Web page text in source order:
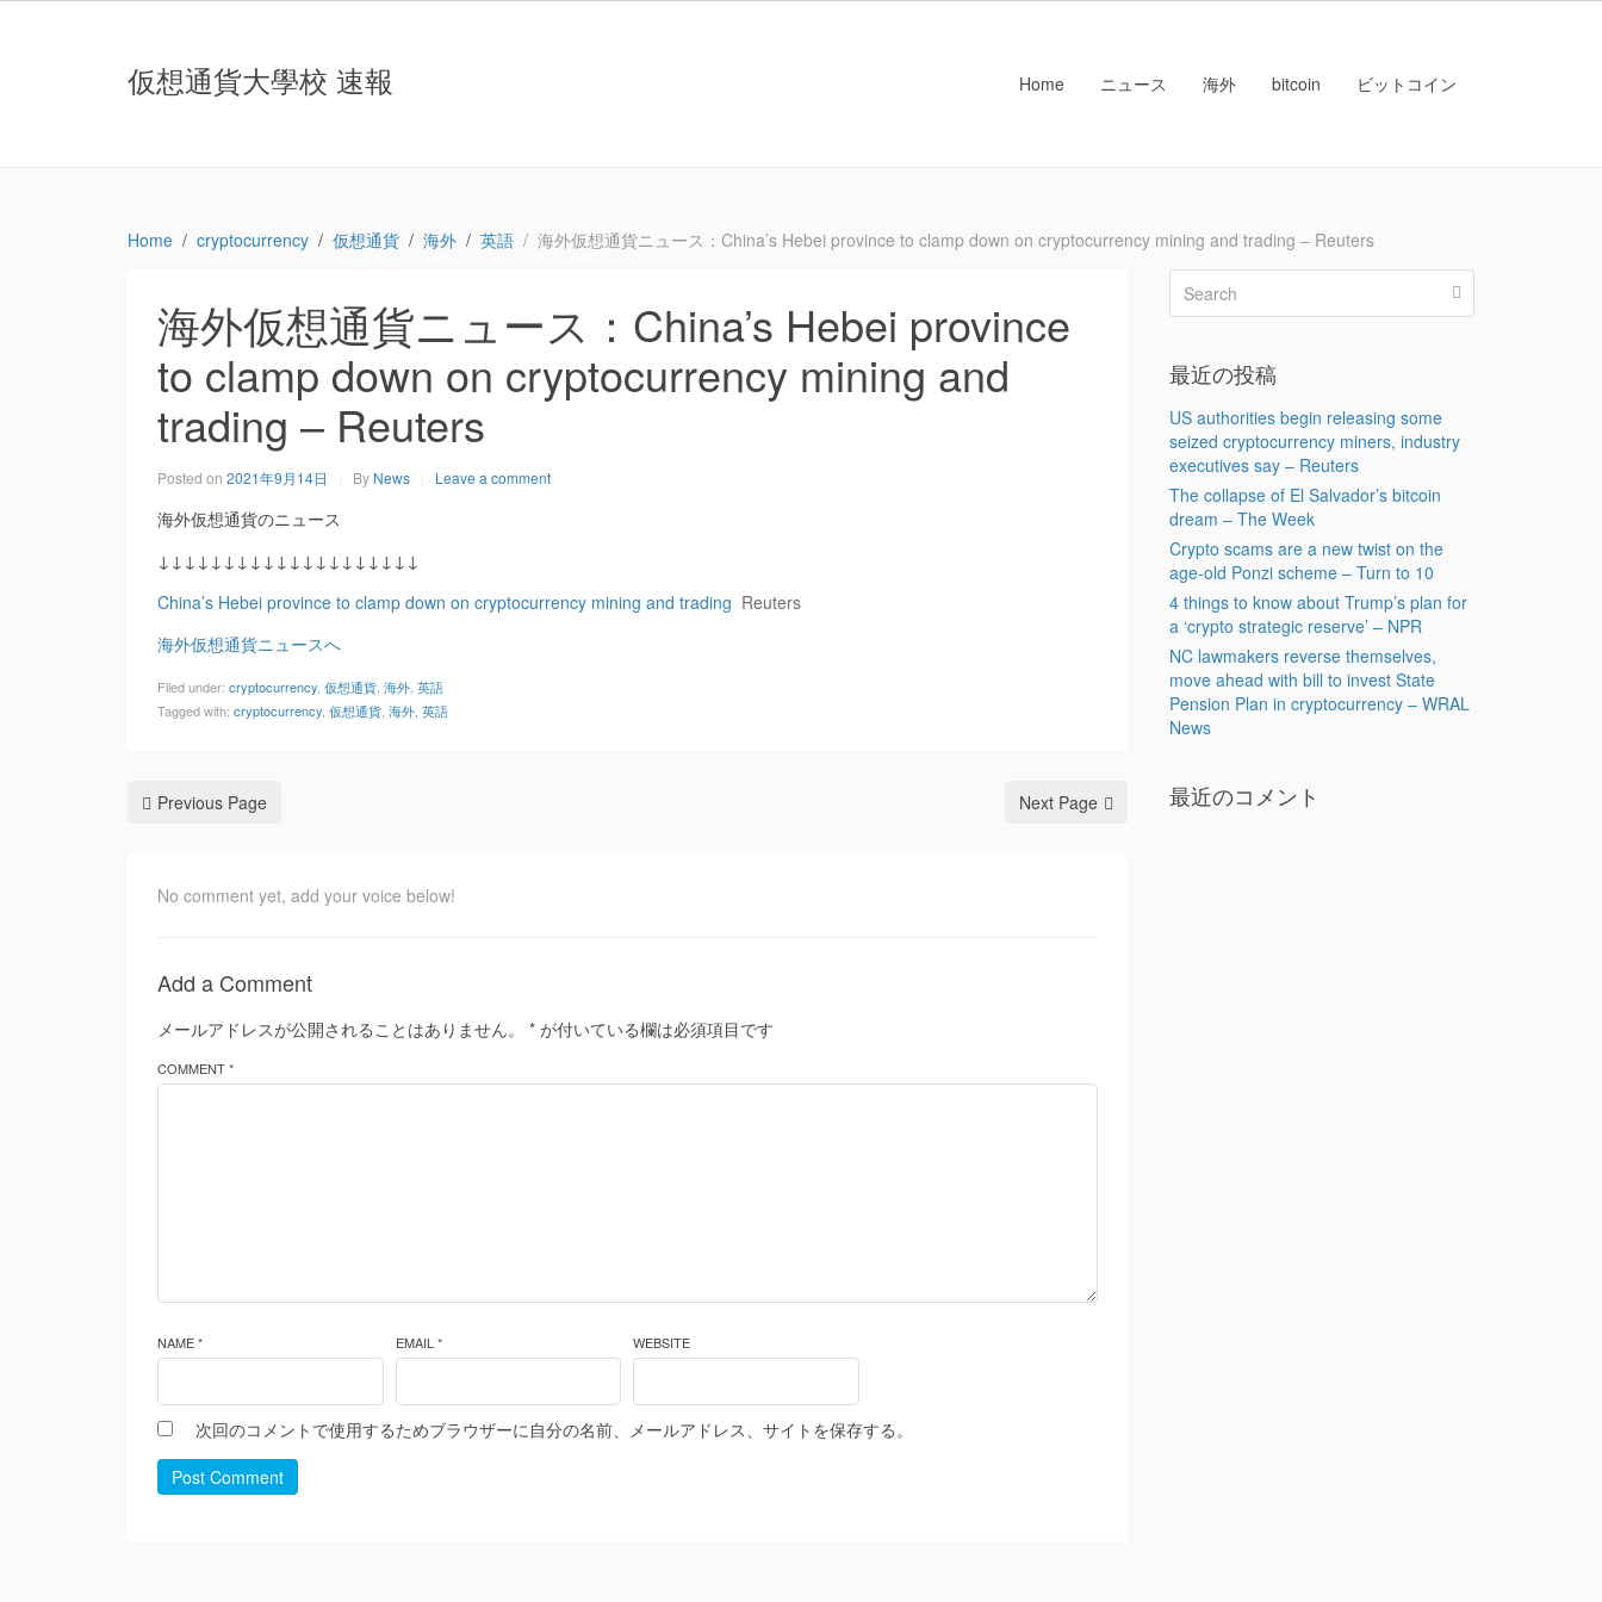
仮想通貨大學校 速報 Home ニュース 海外 bitcoin ビットコイン
Home cryptocurrency 仮想通貨 海外 英語 海外仮想通貨ニュース：China’s Hebei province to clamp down on cryptocurrency mining and trading – Reuters
海外仮想通貨ニュース：China’s Hebei province
to clamp down on cryptocurrency mining and
trading – Reuters
Posted on 2021年9月14日 By News Leave a comment
海外仮想通貨のニュース
↓↓↓↓↓↓↓↓↓↓↓↓↓↓↓↓↓↓↓↓
China’s Hebei province to clamp down on cryptocurrency mining and trading Reuters
海外仮想通貨ニュースへ
Filed under: cryptocurrency 仮想通貨 海外 英語
Tagged with: cryptocurrency 仮想通貨 海外 英語
Previous Page Next Page
No comment yet, add your voice below!
Add a Comment
メールアドレスが公開されることはありません。 * が付いている欄は必須項目です
COMMENT *
NAME * EMAIL * WEBSITE
次回のコメントで使用するためブラウザーに自分の名前、メールアドレス、サイトを保存する。
Post Comment
最近の投稿
US authorities begin releasing some
seized cryptocurrency miners, industry
executives say – Reuters
The collapse of El Salvador’s bitcoin
dream – The Week
Crypto scams are a new twist on the
age-old Ponzi scheme – Turn to 10
4 things to know about Trump’s plan for
a ‘crypto strategic reserve’ – NPR
NC lawmakers reverse themselves,
move ahead with bill to invest State
Pension Plan in cryptocurrency – WRAL
News
最近のコメント